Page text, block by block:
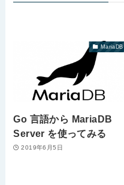
MariaDB
Go 言語から MariaDB
Server を使ってみる
2019年6月5日